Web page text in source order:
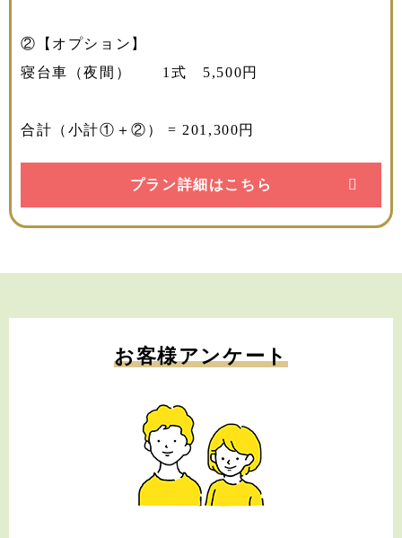
②【オプション】
寝台車（夜間） 1式 5,500円
合計（小計①＋②） = 201,300円
プラン詳細はこちら
お客様アンケート